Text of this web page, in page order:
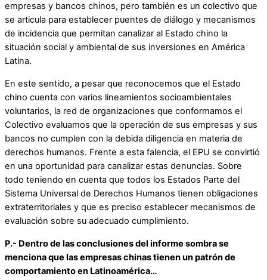
empresas y bancos chinos, pero también es un colectivo que
se articula para establecer puentes de diálogo y mecanismos
de incidencia que permitan canalizar al Estado chino la
situación social y ambiental de sus inversiones en América
Latina.
En este sentido, a pesar que reconocemos que el Estado
chino cuenta con varios lineamientos socioambientales
voluntarios, la red de organizaciones que conformamos el
Colectivo evaluamos que la operación de sus empresas y sus
bancos no cumplen con la debida diligencia en materia de
derechos humanos. Frente a esta falencia, el EPU se convirtió
en una oportunidad para canalizar estas denuncias. Sobre
todo teniendo en cuenta que todos los Estados Parte del
Sistema Universal de Derechos Humanos tienen obligaciones
extraterritoriales y que es preciso establecer mecanismos de
evaluación sobre su adecuado cumplimiento.
P.- Dentro de las conclusiones del informe sombra se
menciona que las empresas chinas tienen un patrón de
comportamiento en Latinoamérica…